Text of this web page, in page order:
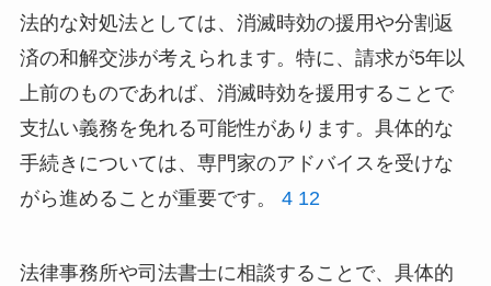
法的な対処法としては、消滅時効の援用や分割返
済の和解交渉が考えられます。特に、請求が5年以
上前のものであれば、消滅時効を援用することで
支払い義務を免れる可能性があります。具体的な
手続きについては、専門家のアドバイスを受けな
がら進めることが重要です。 4 12
法律事務所や司法書士に相談することで、具体的